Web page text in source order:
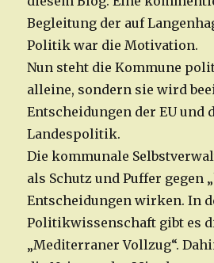
Begleitung der auf
Politik war die Motivation.
Nun steht die Kommune
alleine, sondern sie wird
Entscheidungen der EU und
Landespolitik.
Die kommunale
als Schutz und Puffer gegen
Entscheidungen wirken. In
Politikwissenschaft gibt es
„Mediterraner Vollzug“.